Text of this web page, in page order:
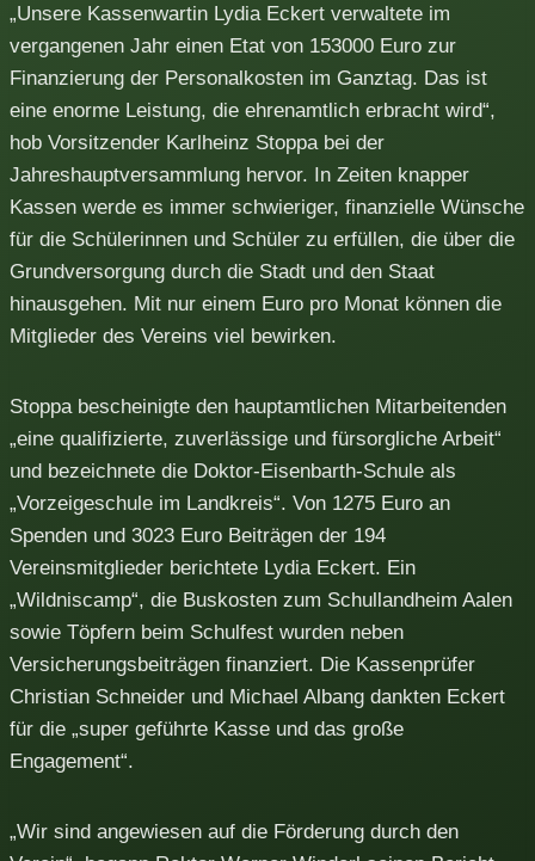
„Unsere Kassenwartin Lydia Eckert verwaltete im
vergangenen Jahr einen Etat von 153000 Euro zur
Finanzierung der Personalkosten im Ganztag. Das ist
eine enorme Leistung, die ehrenamtlich erbracht wird“,
hob Vorsitzender Karlheinz Stoppa bei der
Jahreshauptversammlung hervor. In Zeiten knapper
Kassen werde es immer schwieriger, finanzielle Wünsche
für die Schülerinnen und Schüler zu erfüllen, die über die
Grundversorgung durch die Stadt und den Staat
hinausgehen. Mit nur einem Euro pro Monat können die
Mitglieder des Vereins viel bewirken.
Stoppa bescheinigte den hauptamtlichen Mitarbeitenden
„eine qualifizierte, zuverlässige und fürsorgliche Arbeit“
und bezeichnete die Doktor-Eisenbarth-Schule als
„Vorzeigeschule im Landkreis“. Von 1275 Euro an
Spenden und 3023 Euro Beiträgen der 194
Vereinsmitglieder berichtete Lydia Eckert. Ein
„Wildniscamp“, die Buskosten zum Schullandheim Aalen
sowie Töpfern beim Schulfest wurden neben
Versicherungsbeiträgen finanziert. Die Kassenprüfer
Christian Schneider und Michael Albang dankten Eckert
für die „super geführte Kasse und das große
Engagement“.
„Wir sind angewiesen auf die Förderung durch den